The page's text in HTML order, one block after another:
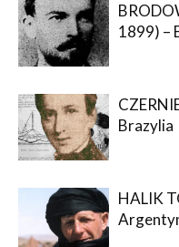
1899) –
Brazylia
HALIK